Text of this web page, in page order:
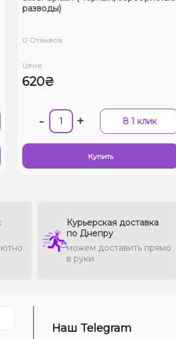
разводы)
0 Отзывов
Цена:
620₴
- + В 1 клик
Купить
Курьерская доставка
по Днепру
можем доставить прямо
в руки
Наш Telegram